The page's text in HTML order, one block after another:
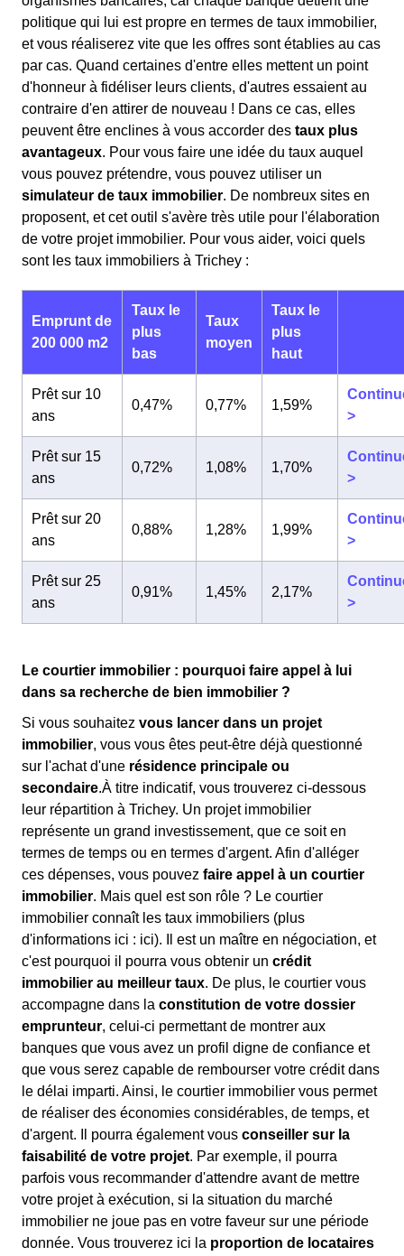
politique qui lui est propre en termes de taux immobilier,
et vous réaliserez vite que les offres sont établies au cas
par cas. Quand certaines d'entre elles mettent un point
d'honneur à fidéliser leurs clients, d'autres essaient au
contraire d'en attirer de nouveau ! Dans ce cas, elles
peuvent être enclines à vous accorder des taux plus
avantageux. Pour vous faire une idée du taux auquel
vous pouvez prétendre, vous pouvez utiliser un
simulateur de taux immobilier. De nombreux sites en
proposent, et cet outil s'avère très utile pour l'élaboration
de votre projet immobilier. Pour vous aider, voici quels
sont les taux immobiliers à Trichey :
Emprunt de
200 000 m2
Taux le
plus
bas
Taux
moyen
Taux le
plus
haut
Prêt sur 10
ans
0,47% 0,77% 1,59%
>
Prêt sur 15
ans
0,72% 1,08% 1,70%
>
Prêt sur 20
ans
0,88% 1,28% 1,99%
>
Prêt sur 25
ans
0,91% 1,45% 2,17%
>
Le courtier immobilier : pourquoi faire appel à lui
dans sa recherche de bien immobilier ?
Si vous souhaitez vous lancer dans un projet
immobilier, vous vous êtes peut-être déjà questionné
sur l'achat d'une résidence principale ou
secondaire.À titre indicatif, vous trouverez ci-dessous
leur répartition à Trichey. Un projet immobilier
représente un grand investissement, que ce soit en
termes de temps ou en termes d'argent. Afin d'alléger
ces dépenses, vous pouvez faire appel à un courtier
immobilier. Mais quel est son rôle ? Le courtier
immobilier connaît les taux immobiliers (plus
d'informations ici : ici). Il est un maître en négociation, et
c'est pourquoi il pourra vous obtenir un crédit
immobilier au meilleur taux. De plus, le courtier vous
accompagne dans la constitution de votre dossier
emprunteur, celui-ci permettant de montrer aux
banques que vous avez un profil digne de confiance et
que vous serez capable de rembourser votre crédit dans
le délai imparti. Ainsi, le courtier immobilier vous permet
de réaliser des économies considérables, de temps, et
d'argent. Il pourra également vous conseiller sur la
faisabilité de votre projet. Par exemple, il pourra
parfois vous recommander d'attendre avant de mettre
votre projet à exécution, si la situation du marché
immobilier ne joue pas en votre faveur sur une période
donnée. Vous trouverez ici la proportion de locataires